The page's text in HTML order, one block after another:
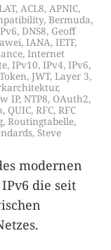
, ACL8, APNIC,
, Bermuda,
, DNS8, Geoff
, IANA, IETF,
, Internet
, IPv10, IPv4, IPv6,
, JWT, Layer 3,
,
IP, NTP8, OAuth2,
, QUIC, RFC, RFC
, Routingtabelle,
, Steve
modernen
die seit